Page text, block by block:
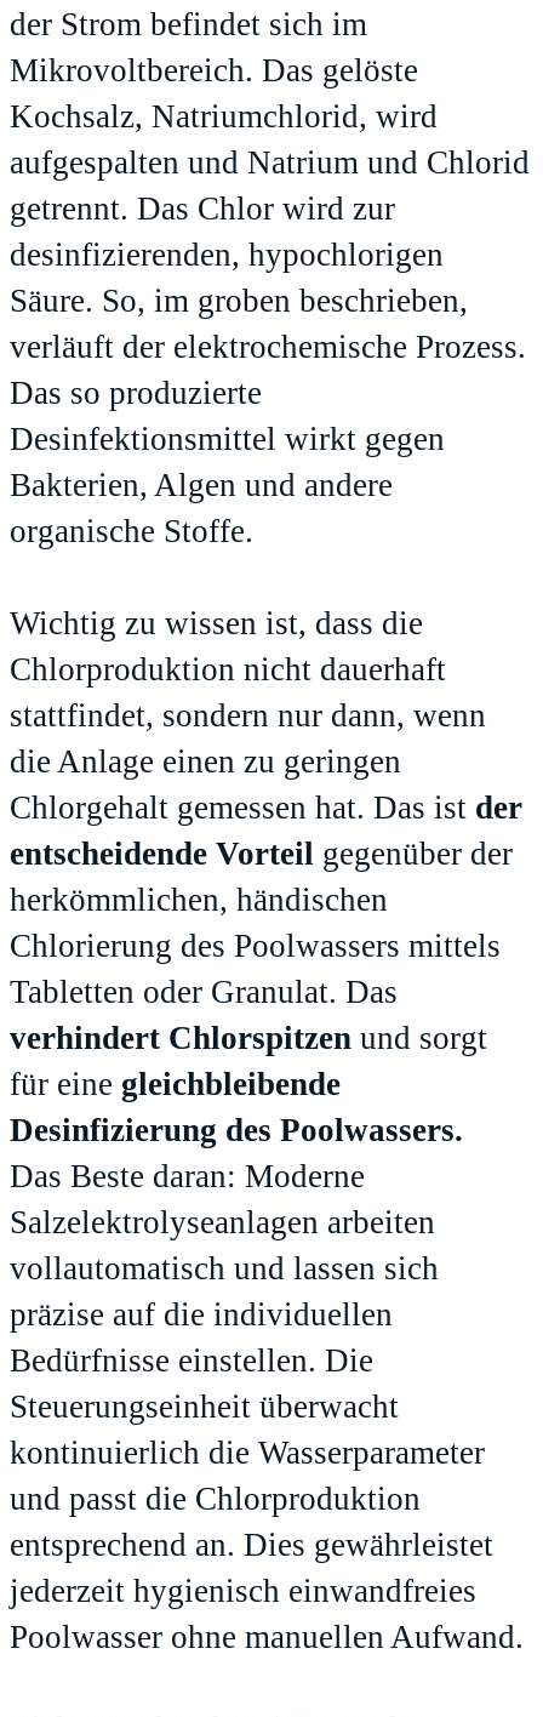
der Strom befindet sich im
Mikrovoltbereich. Das gelöste
Kochsalz, Natriumchlorid, wird
aufgespalten und Natrium und Chlorid
getrennt. Das Chlor wird zur
desinfizierenden, hypochlorigen
Säure. So, im groben beschrieben,
verläuft der elektrochemische Prozess.
Das so produzierte
Desinfektionsmittel wirkt gegen
Bakterien, Algen und andere
organische Stoffe.
Wichtig zu wissen ist, dass die
Chlorproduktion nicht dauerhaft
stattfindet, sondern nur dann, wenn
die Anlage einen zu geringen
Chlorgehalt gemessen hat. Das ist der
entscheidende Vorteil gegenüber der
herkömmlichen, händischen
Chlorierung des Poolwassers mittels
Tabletten oder Granulat. Das
verhindert Chlorspitzen und sorgt
für eine gleichbleibende
Desinfizierung des Poolwassers.
Das Beste daran: Moderne
Salzelektrolyseanlagen arbeiten
vollautomatisch und lassen sich
präzise auf die individuellen
Bedürfnisse einstellen. Die
Steuerungseinheit überwacht
kontinuierlich die Wasserparameter
und passt die Chlorproduktion
entsprechend an. Dies gewährleistet
jederzeit hygienisch einwandfreies
Poolwasser ohne manuellen Aufwand.